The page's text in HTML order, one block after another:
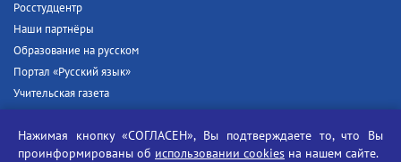
Росстудцентр
Наши партнёры
Образование на русском
Портал «Русский язык»
Учительская газета
Единый портал государственных услуг
Нажимая кнопку «СОГЛАСЕН», Вы подтверждаете то, что Вы
проинформированы об использовании cookies на нашем сайте.